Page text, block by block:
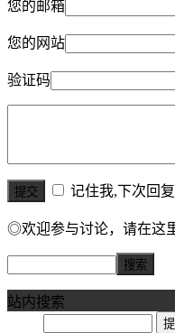
您的邮箱
您的网站
验证码
记住我,下次回
◎欢迎参与讨论，请在这
站内搜索